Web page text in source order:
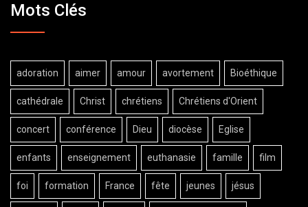
Mots Clés
adoration aimer amour avortement Bioéthique
cathédrale Christ chrétiens Chrétiens d'Orient
concert conférence Dieu diocèse Eglise
enfants enseignement euthanasie famille film
foi formation France fête jeunes jésus